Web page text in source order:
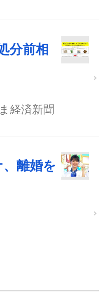
分前相
経済新聞
離婚を